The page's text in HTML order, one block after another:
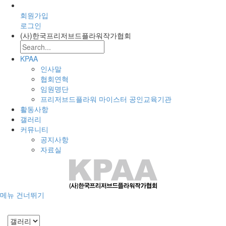
회원가입
로그인
(사)한국프리저브드플라워작가협회
KPAA
인사말
협회연혁
임원명단
프리저브드플라워 마이스터 공인교육기관
활동사항
갤러리
커뮤니티
공지사항
자료실
메뉴 건너뛰기